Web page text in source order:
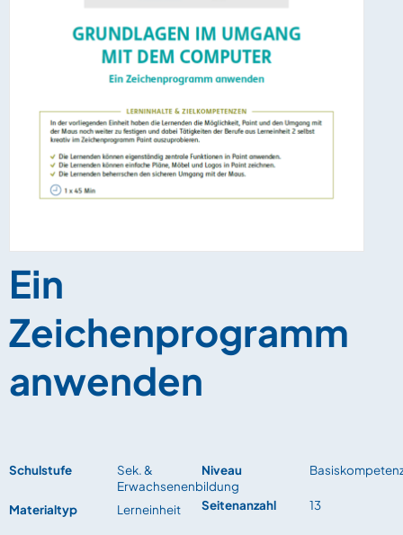
Ein
Zeichenprogramm
anwenden
Schulstufe
Sek. &
Erwachsenenbildung
Materialtyp
Lerneinheit
Niveau
Seitenanzahl 13